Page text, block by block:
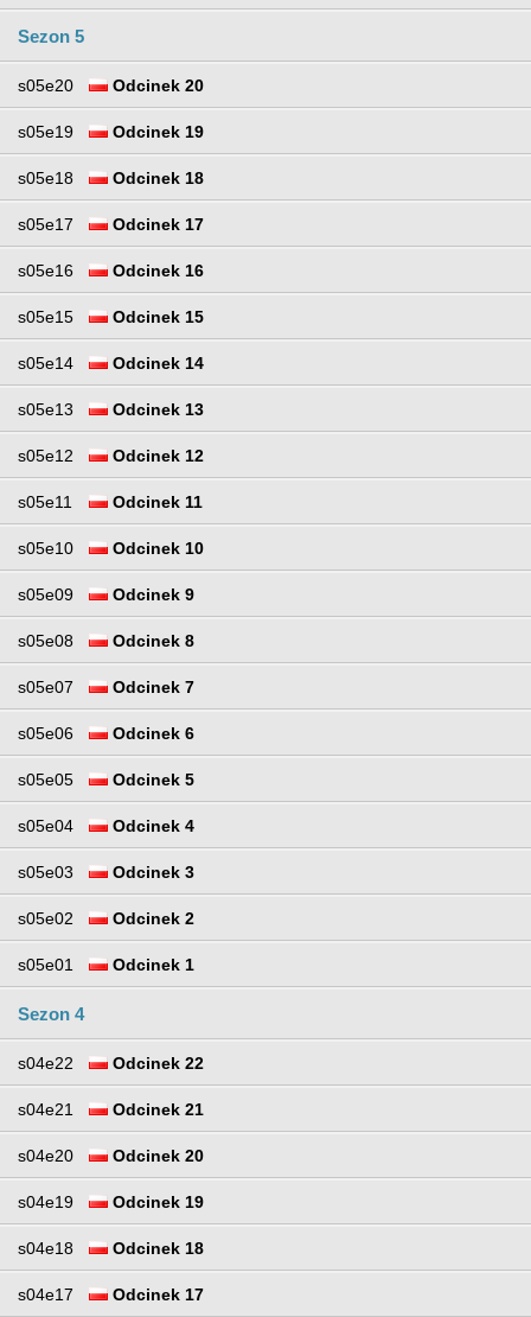
Sezon 5
s05e20 Odcinek 20
s05e19 Odcinek 19
s05e18 Odcinek 18
s05e17 Odcinek 17
s05e16 Odcinek 16
s05e15 Odcinek 15
s05e14 Odcinek 14
s05e13 Odcinek 13
s05e12 Odcinek 12
s05e11 Odcinek 11
s05e10 Odcinek 10
s05e09 Odcinek 9
s05e08 Odcinek 8
s05e07 Odcinek 7
s05e06 Odcinek 6
s05e05 Odcinek 5
s05e04 Odcinek 4
s05e03 Odcinek 3
s05e02 Odcinek 2
s05e01 Odcinek 1
Sezon 4
s04e22 Odcinek 22
s04e21 Odcinek 21
s04e20 Odcinek 20
s04e19 Odcinek 19
s04e18 Odcinek 18
s04e17 Odcinek 17